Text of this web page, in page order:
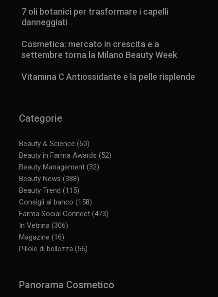
7 oli botanici per trasformare i capelli
danneggiati
Cosmetica: mercato in crescita e a
settembre torna la Milano Beauty Week
Vitamina C Antiossidante e la pelle risplende
Categorie
Beauty & Science (60)
Beauty in Farma Awards (52)
Beauty Management (32)
Beauty News (388)
Beauty Trend (115)
Consigli al banco (158)
Farma Social Connect (473)
In Vetrina (306)
Magazine (16)
Pillole di bellezza (56)
Panorama Cosmetico
_ga_YJ0035S3E9
CookieScriptConsent